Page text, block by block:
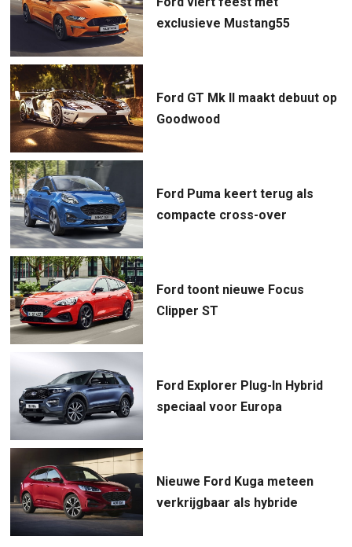
exclusieve Mustang55
Ford GT Mk II maakt debuut op
Goodwood
Ford Puma keert terug als
compacte cross-over
Ford toont nieuwe Focus
Clipper ST
Ford Explorer Plug-In Hybrid
speciaal voor Europa
Nieuwe Ford Kuga meteen
verkrijgbaar als hybride